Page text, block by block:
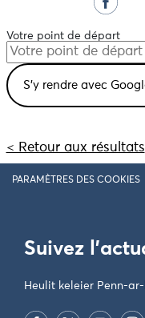
Votre point de départ
< Retour aux résultats
PARAMÈTRES DES COOKIES
Suivez
Heulit keleier Penn-